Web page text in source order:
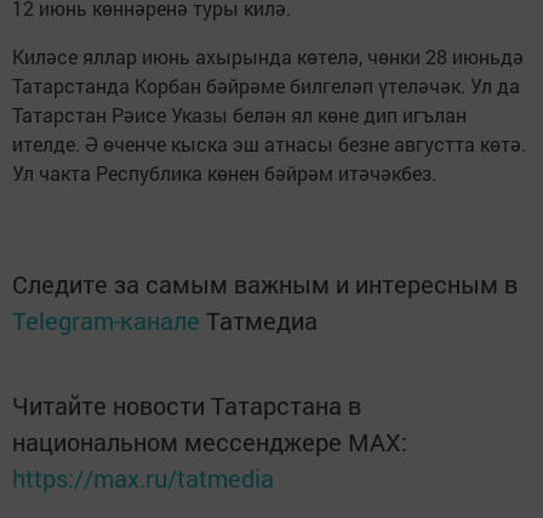
12 июнь көннәренә туры килә.
Киләсе яллар июнь ахырында көтелә, чөнки 28 июньдә
Татарстанда Корбан бәйрәме билгеләп үтеләчәк. Ул да
Татарстан Рәисе Указы белән ял көне дип игълан
ителде. Ә өченче кыска эш атнасы безне августта көтә.
Ул чакта Республика көнен бәйрәм итәчәкбез.
Следите за самым важным и интересным в
Telegram-канале Татмедиа
Читайте новости Татарстана в
национальном мессенджере MАХ:
https://max.ru/tatmedia